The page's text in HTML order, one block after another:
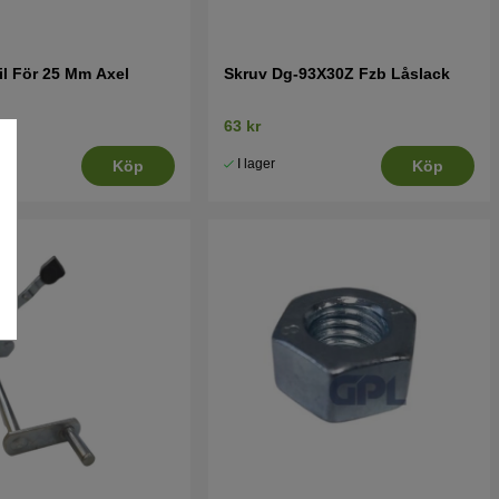
För 25 Mm Axel
Köp
Skruv Dg-93X30Z Fzb Låslack
63 kr
I lager Köp